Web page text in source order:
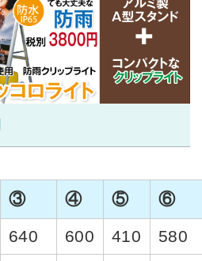
③ ④ ⑤ ⑥
640 600 410
580